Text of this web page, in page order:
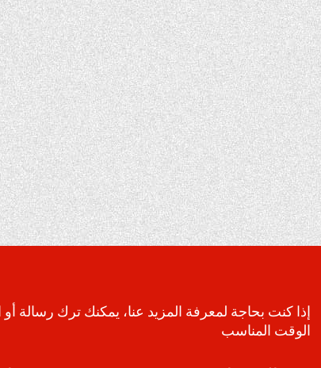
إذا كنت بحاجة لمعرفة المزيد عنا، يمكنك ترك رسالة
الوقت المناسب